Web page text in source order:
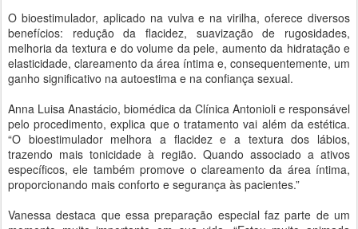
O bioestimulador, aplicado na vulva e na virilha, oferece diversos
benefícios: redução da flacidez, suavização de rugosidades,
melhoria da textura e do volume da pele, aumento da hidratação e
elasticidade, clareamento da área íntima e, consequentemente, um
ganho significativo na autoestima e na confiança sexual.
Anna Luisa Anastácio, biomédica da Clínica Antonioli e responsável
pelo procedimento, explica que o tratamento vai além da estética.
“O bioestimulador melhora a flacidez e a textura dos lábios,
trazendo mais tonicidade à região. Quando associado a ativos
específicos, ele também promove o clareamento da área íntima,
proporcionando mais conforto e segurança às pacientes.”
Vanessa destaca que essa preparação especial faz parte de um